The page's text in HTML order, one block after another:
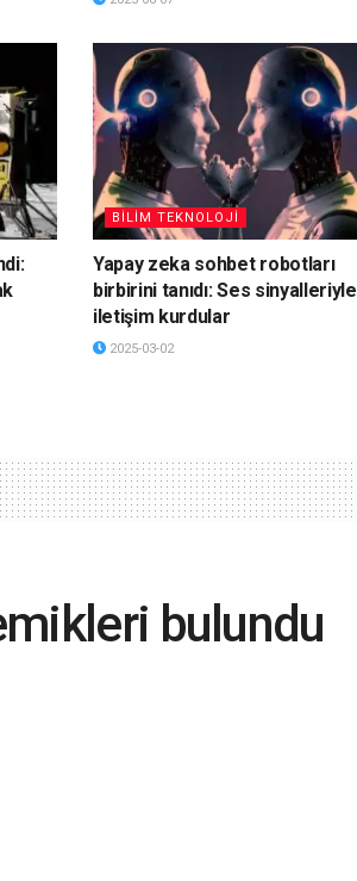
BİLİM TEKNOLOJİ
Yapay zeka sohbet robotları
birbirini tanıdı: Ses sinyalleriyle
iletişim kurdular
2025-03-02
bulundu